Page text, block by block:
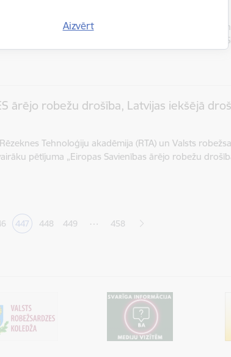
Aizvērt
robežsardzes amatpersonas uz ārējām robežām
robežām konstatēti 18 robežpārkāpēji, tajā skaitā:
ārējo robežu drošība, Latvijas iekšējā
Tehnoloģiju akadēmija (RTA) un Valsts
pētījuma „Eiropas Savienības ārējo robežu
Pašreizējā lapa
447 Lapa
448 Lapa
449 … 458